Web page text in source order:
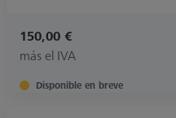
150,00 €
más el IVA
Disponible en breve